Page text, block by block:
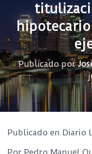
Publicado por
Publicado en Diario
Por Pedro Manuel